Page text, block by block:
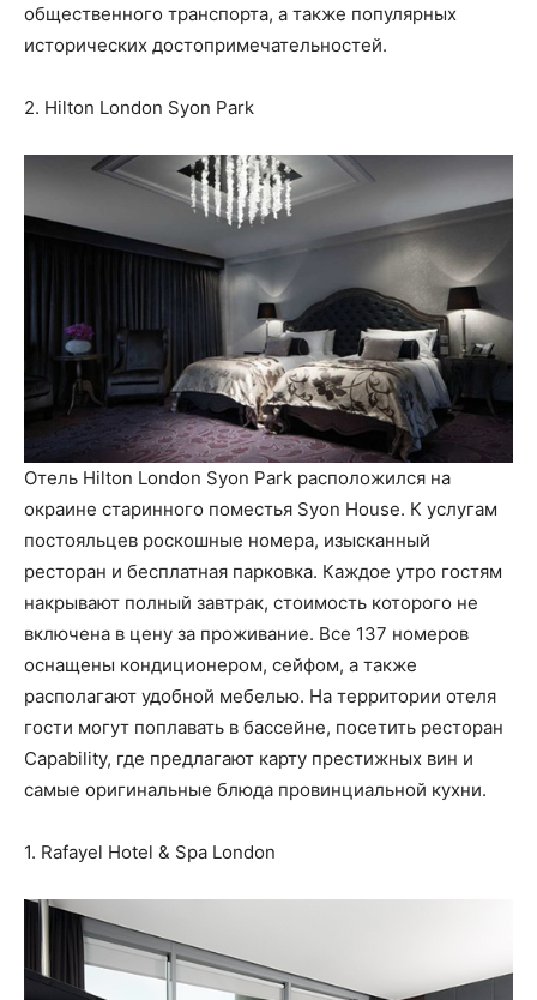
общественного транспорта, а также популярных
исторических достопримечательностей.
2. Hilton London Syon Park
Отель Hilton London Syon Park расположился на
окраине старинного поместья Syon House. К услугам
постояльцев роскошные номера, изысканный
ресторан и бесплатная парковка. Каждое утро гостям
накрывают полный завтрак, стоимость которого не
включена в цену за проживание. Все 137 номеров
оснащены кондиционером, сейфом, а также
располагают удобной мебелью. На территории отеля
гости могут поплавать в бассейне, посетить ресторан
Capability, где предлагают карту престижных вин и
самые оригинальные блюда провинциальной кухни.
1. Rafayel Hotel & Spa London